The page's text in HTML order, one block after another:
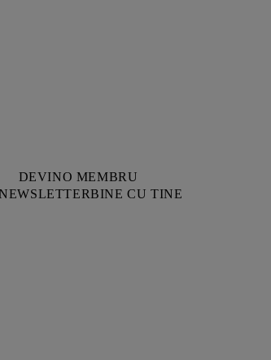
DEVINO MEMBRU
BINE CU TINE